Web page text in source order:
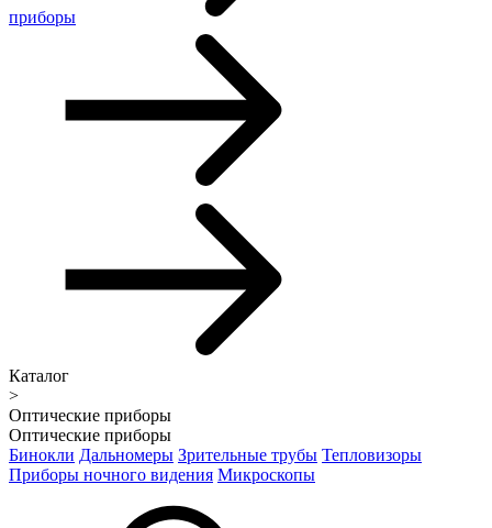
приборы
Каталог
>
Оптические приборы
Оптические приборы
Бинокли Дальномеры Зрительные трубы Тепловизоры
Приборы ночного видения Микроскопы